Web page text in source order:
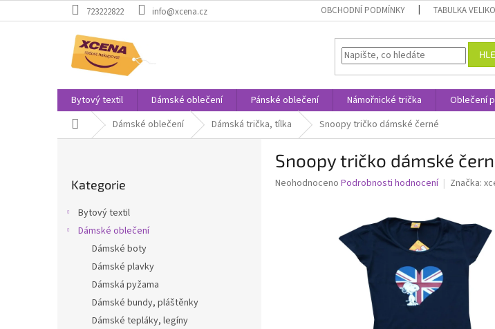
na
723222822 info@xcena.cz OBCHODNÍ PODMÍNKY TABULKA
Bytový textil Dámské oblečení Pánské oblečení Námořnické trička Oblečení
Domů Dámské oblečení Dámská trička, tílka Snoopy tričko dámské černé
kategorie
Kategorie
Bytový textil
Dámské oblečení
Dámské boty
Dámské plavky
Dámská pyžama
Dámské bundy, pláštěnky
Dámské tepláky, legíny
Snoopy tričko dámské
Průměrné
Neohodnoceno Podrobnosti hodnocení Značka: